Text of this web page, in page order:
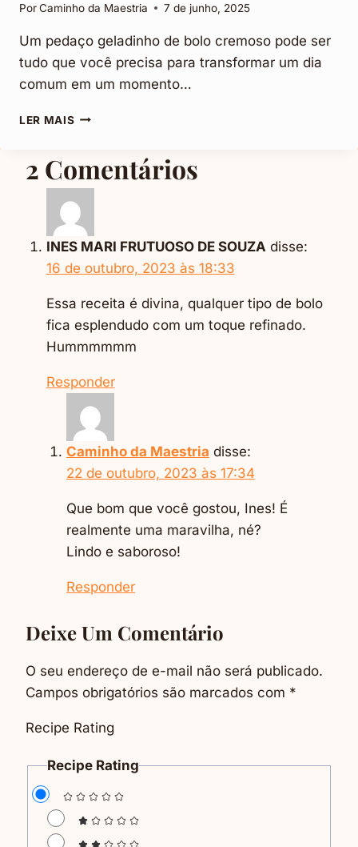
PorCaminho da Maestria 7 de junho, 2025
Um pedaço geladinho de bolo cremoso pode ser
tudo que você precisa para transformar um dia
comum em um momento…
LER MAISCOMO
DE
NATA
GELADO
COM
LEITE
CONDENSADO
E
2 Comentários
INES MARI FRUTUOSO DE SOUZA disse:
16 de outubro, 2023 às 18:33
Essa receita é divina, qualquer tipo de bolo
fica esplendudo com um toque refinado.
Hummmmmm
Responder
Caminho da Maestria disse:
22 de outubro, 2023 às 17:34
Que bom que você gostou, Ines! É
realmente uma maravilha, né?
Lindo e saboroso!
Responder
Deixe Um Comentário
O seu endereço de e-mail não será publicado.
Campos obrigatórios são marcados com *
Recipe Rating
Recipe Rating